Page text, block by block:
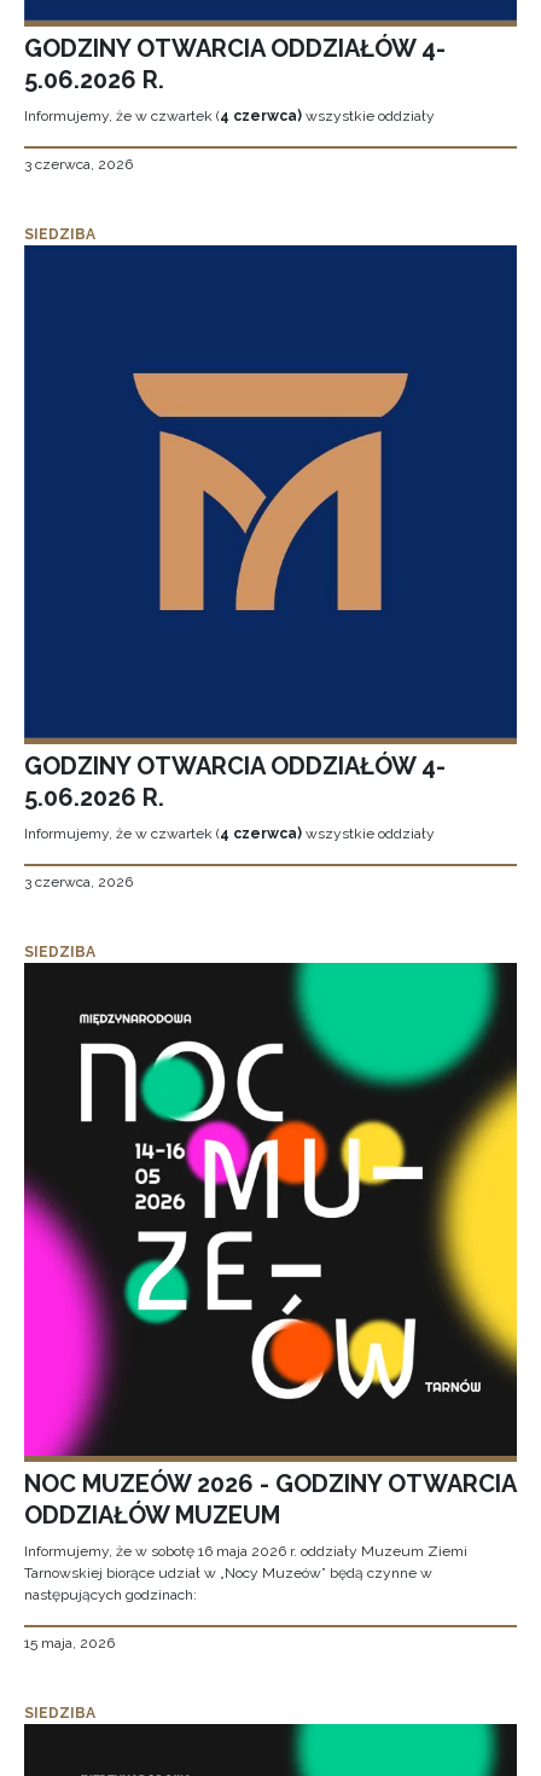
GODZINY OTWARCIA ODDZIAŁÓW 4-
5.06.2026 R.
Informujemy, że w czwartek (4 czerwca) wszystkie oddziały
3 czerwca, 2026
SIEDZIBA
GODZINY OTWARCIA ODDZIAŁÓW 4-
5.06.2026 R.
Informujemy, że w czwartek (4 czerwca) wszystkie oddziały
3 czerwca, 2026
SIEDZIBA
NOC MUZEÓW 2026 - GODZINY OTWARCIA
ODDZIAŁÓW MUZEUM
Informujemy, że w sobotę 16 maja 2026 r. oddziały Muzeum Ziemi
Tarnowskiej biorące udział w „Nocy Muzeów” będą czynne w
następujących godzinach:
15 maja, 2026
SIEDZIBA